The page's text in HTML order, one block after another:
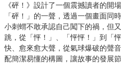
《砰！》設計了一個震撼讀者的開
「砰！」的一聲，透過一個畫面同
小刺蝟不敢承認自己闖下的禍，但
跳，從「怦！」、「怦怦！」到「
快、愈來愈大聲，從氣球爆破的聲
配簡潔易懂的構圖，讓故事的發展